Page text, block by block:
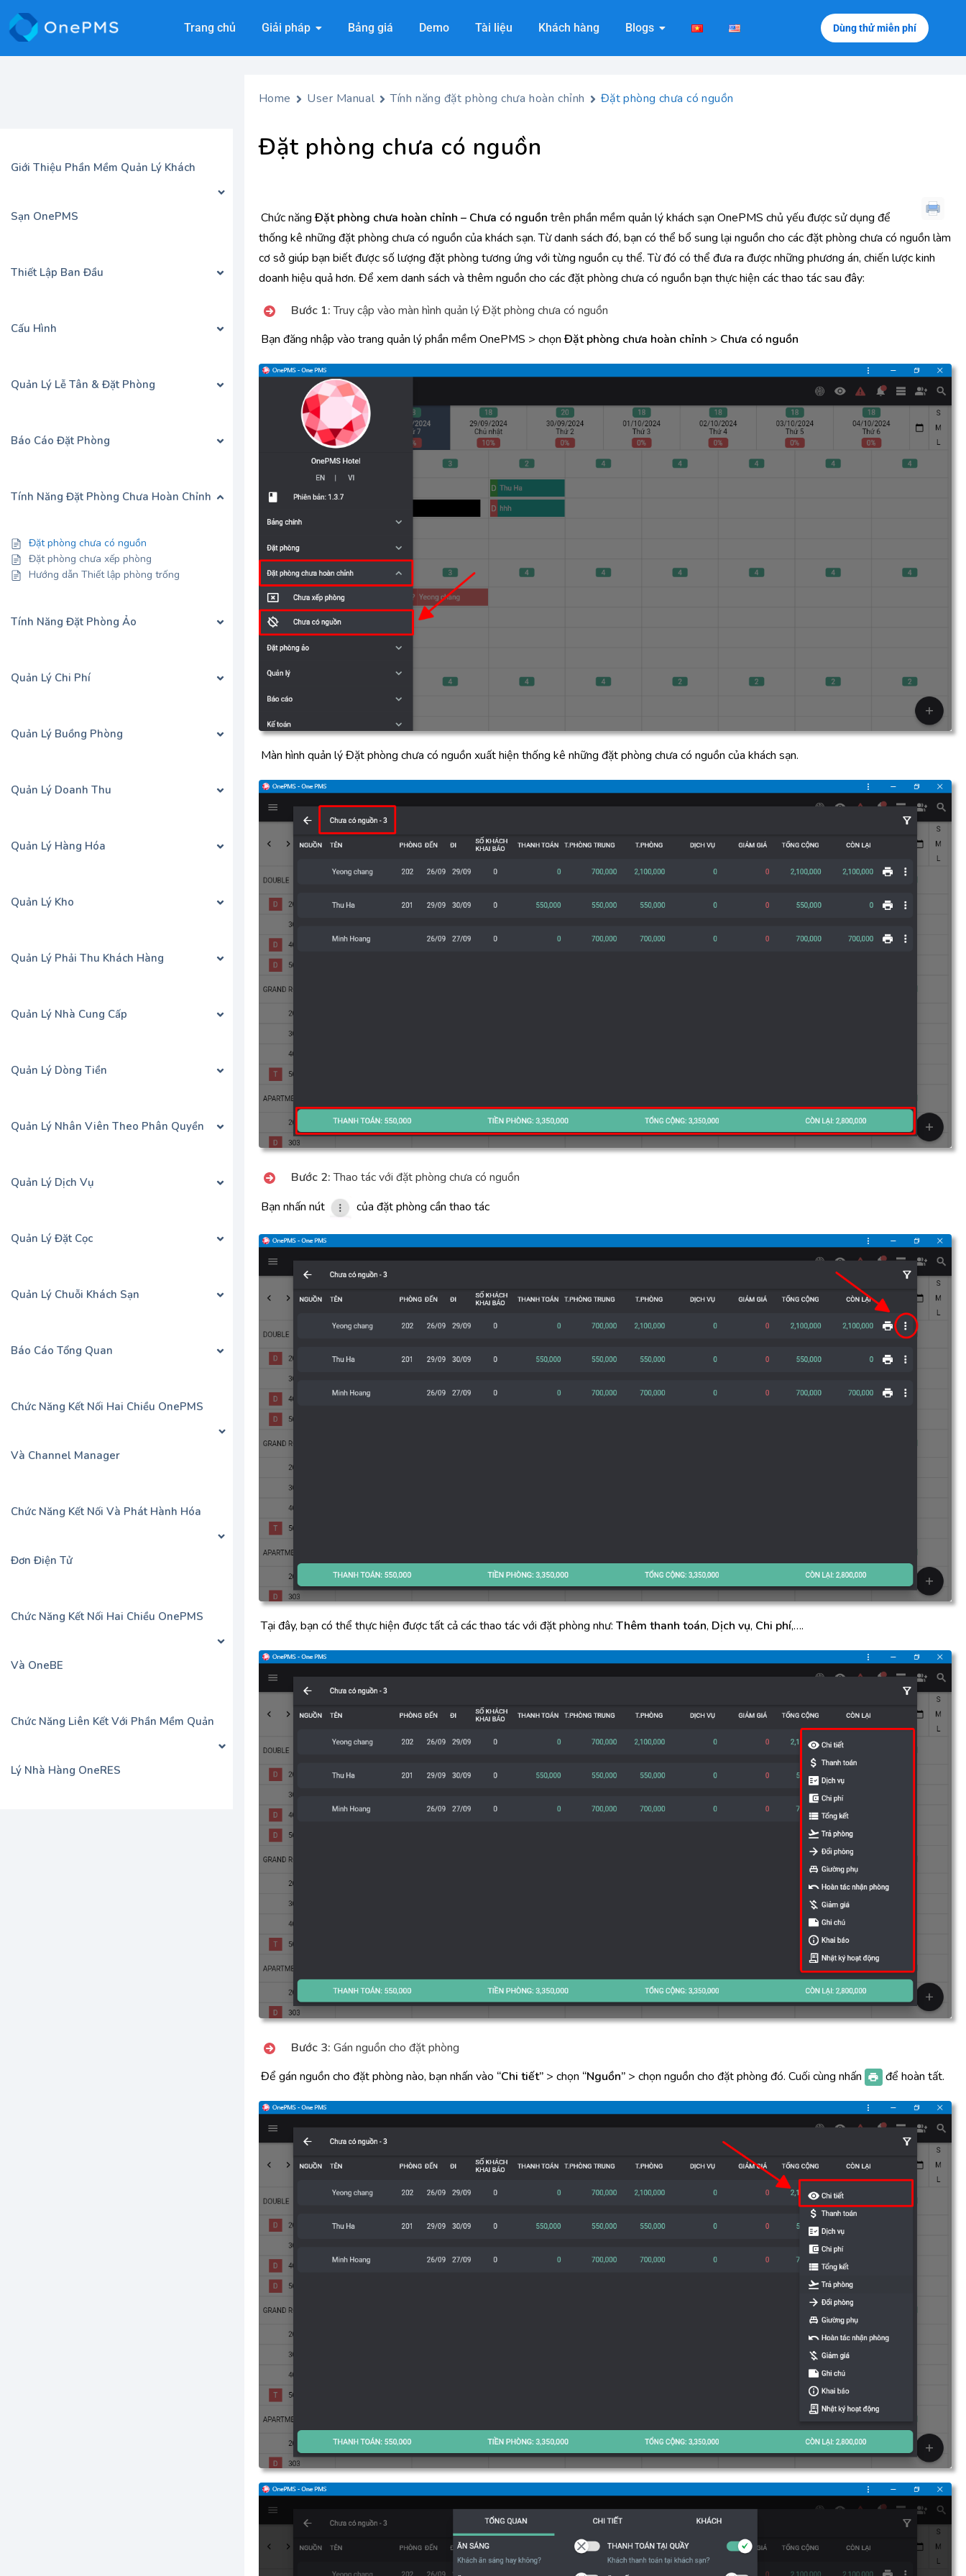
Trang chủ Giải pháp Bảng giá Demo Tài liệu Khách hàng Blogs Dùng thử miễn phí
Giới Thiệu Phần Mềm Quản Lý Khách
Sạn OnePMS
Thiết Lập Ban Đầu
Cấu Hình
Quản Lý Lễ Tân & Đặt Phòng
Báo Cáo Đặt Phòng
Tính Năng Đặt Phòng Chưa Hoàn Chỉnh
Đặt phòng chưa có nguồn
Đặt phòng chưa xếp phòng
Hướng dẫn Thiết lập phòng trống
Tính Năng Đặt Phòng Ảo
Quản Lý Chi Phí
Quản Lý Buồng Phòng
Quản Lý Doanh Thu
Quản Lý Hàng Hóa
Quản Lý Kho
Quản Lý Phải Thu Khách Hàng
Quản Lý Nhà Cung Cấp
Quản Lý Dòng Tiền
Quản Lý Nhân Viên Theo Phân Quyền
Quản Lý Dịch Vụ
Quản Lý Đặt Cọc
Quản Lý Chuỗi Khách Sạn
Báo Cáo Tổng Quan
Chức Năng Kết Nối Hai Chiều OnePMS
Và Channel Manager
Chức Năng Kết Nối Và Phát Hành Hóa
Đơn Điện Tử
Chức Năng Kết Nối Hai Chiều OnePMS
Và OneBE
Chức Năng Liên Kết Với Phần Mềm Quản
Lý Nhà Hàng OneRES
Home User Manual Tính năng đặt phòng chưa hoàn chỉnh Đặt phòng chưa có nguồn
Đặt phòng chưa có nguồn
Chức năng Đặt phòng chưa hoàn chỉnh – Chưa có nguồn trên phần mềm quản lý khách sạn OnePMS chủ yếu được sử dụng để
thống kê những đặt phòng chưa có nguồn của khách sạn. Từ danh sách đó, bạn có thể bổ sung lại nguồn cho các đặt phòng chưa có nguồn làm
cơ sở giúp bạn biết được số lượng đặt phòng tương ứng với từng nguồn cụ thể. Từ đó có thể đưa ra được những phương án, chiến lược kinh
doanh hiệu quả hơn. Để xem danh sách và thêm nguồn cho các đặt phòng chưa có nguồn bạn thực hiện các thao tác sau đây:
Bước 1:Truy cập vào màn hình quản lý Đặt phòng chưa có nguồn
Bạn đăng nhập vào trang quản lý phần mềm OnePMS > chọn Đặt phòng chưa hoàn chỉnh > Chưa có nguồn
Màn hình quản lý Đặt phòng chưa có nguồn xuất hiện thống kê những đặt phòng chưa có nguồn của khách sạn.
Bước 2:Thao tác với đặt phòng chưa có nguồn
Bạn nhấn nút
của đặt phòng cần thao tác
Tại đây, bạn có thể thực hiện được tất cả các thao tác với đặt phòng như: Thêm thanh toán, Dịch vụ, Chi phí,….
Bước 3: Gán nguồn cho đặt phòng
Để gán nguồn cho đặt phòng nào, bạn nhấn vào “Chi tiết”> chọn “Nguồn”> chọn nguồn cho đặt phòng đó. Cuối cùng nhấn để hoàn tất.